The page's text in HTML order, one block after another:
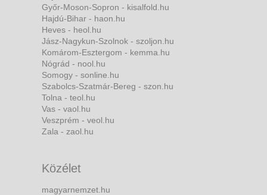
Győr-Moson-Sopron - kisalfold.hu
Hajdú-Bihar - haon.hu
Heves - heol.hu
Jász-Nagykun-Szolnok - szoljon.hu
Komárom-Esztergom - kemma.hu
Nógrád - nool.hu
Somogy - sonline.hu
Szabolcs-Szatmár-Bereg - szon.hu
Tolna - teol.hu
Vas - vaol.hu
Veszprém - veol.hu
Zala - zaol.hu
Közélet
magyarnemzet.hu